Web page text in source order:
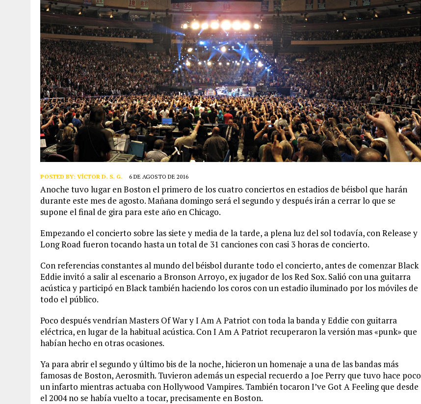
POSTED BY: VÍCTOR D. S. G. 6 DE AGOSTO DE 2016
Anoche tuvo lugar en Boston el primero de los cuatro conciertos en estadios de béisbol que harán
durante este mes de agosto. Mañana domingo será el segundo y después irán a cerrar lo que se
supone el final de gira para este año en Chicago.
Empezando el concierto sobre las siete y media de la tarde, a plena luz del sol todavía, con Release y
Long Road fueron tocando hasta un total de 31 canciones con casi 3 horas de concierto.
Con referencias constantes al mundo del béisbol durante todo el concierto, antes de comenzar Black
Eddie invitó a salir al escenario a Bronson Arroyo, ex jugador de los Red Sox. Salió con una guitarra
acústica y participó en Black también haciendo los coros con un estadio iluminado por los móviles de
todo el público.
Poco después vendrían Masters Of War y I Am A Patriot con toda la banda y Eddie con guitarra
eléctrica, en lugar de la habitual acústica. Con I Am A Patriot recuperaron la versión mas «punk» que
habían hecho en otras ocasiones.
Ya para abrir el segundo y último bis de la noche, hicieron un homenaje a una de las bandas más
famosas de Boston, Aerosmith. Tuvieron además un especial recuerdo a Joe Perry que tuvo hace poco
un infarto mientras actuaba con Hollywood Vampires. También tocaron I’ve Got A Feeling que desde
el 2004 no se había vuelto a tocar, precisamente en Boston.